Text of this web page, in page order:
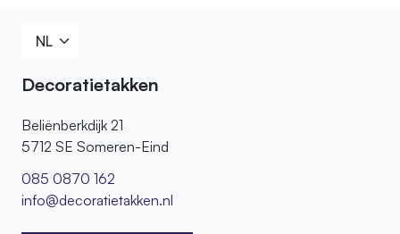
Decoratietakken
Beliënberkdijk 21
5712 SE Someren-Eind
085 0870 162
info@decoratietakken.nl